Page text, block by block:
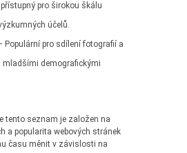
pro širokou škálu
účelů.
Populární pro sdílení fotografií a
mladšími demografickými
tento seznam je založen na
a popularita webových stránek
času měnit v závislosti na